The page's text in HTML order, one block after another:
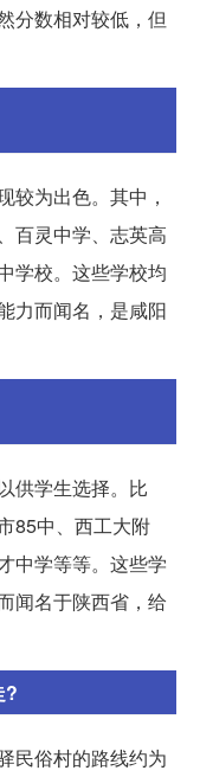
分数相对较低，但
较为出色。其中，
百灵中学、志英高
学校。这些学校均
力而闻名，是咸阳
供学生选择。比
85中、西工大附
中学等等。这些学
闻名于陕西省，给
?
民俗村的路线约为